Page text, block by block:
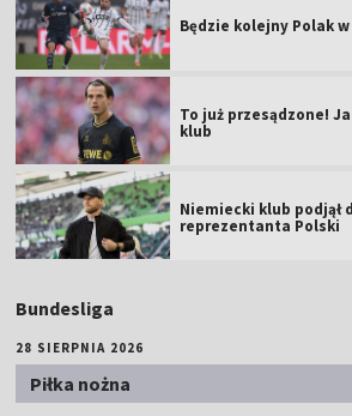
Będzie kolejny Polak
To już przesądzone!
klub
Niemiecki klub podjął
reprezentanta Polski
Bundesliga
28 SIERPNIA 2026
Piłka nożna